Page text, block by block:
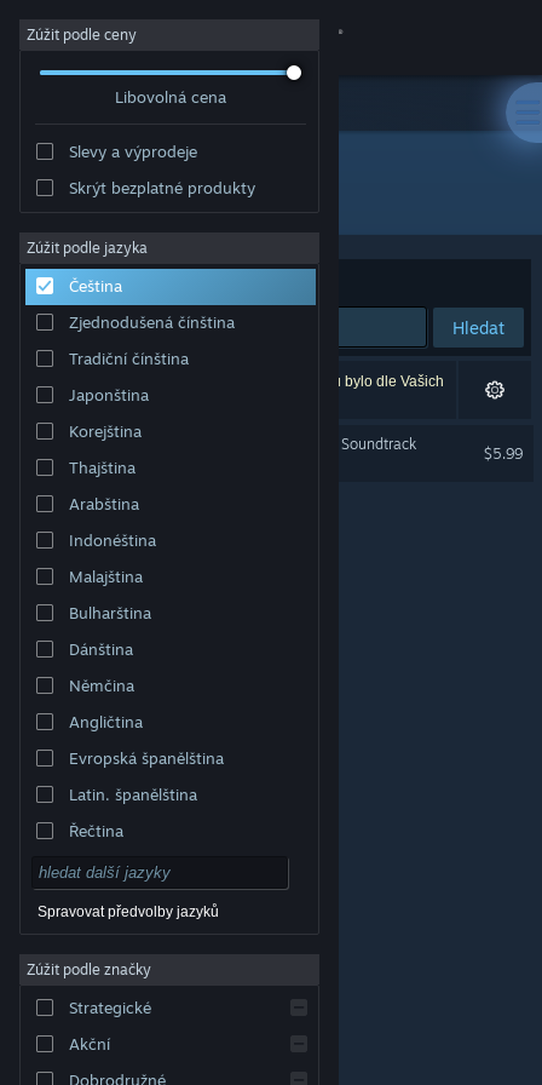
Přihlásit se
Komunita
Informace
Podpora
Změnit jazyk
Mobilní aplikace služby Steam
Desktopová verze stránky
© Valve Corporation. Všechna práva vyhrazena.
příslušných subjektů v USA a dalších zemích.
Smlouva o užívání služby Steam
Cookies
Zúžit podle ceny
Libovolná cena
Slevy a výprodeje
Skrýt bezplatné produkty
Zúžit podle jazyka
Čeština
Zjednodušená čínština
Tradiční čínština
Japonština
Korejština
Thajština
Arabština
Indonéština
Malajština
Bulharština
Dánština
Němčina
Angličtina
Evropská španělština
Latin. španělština
Řečtina
Spravovat předvolby jazyků
Zúžit podle značky
Strategické
Akční
Dobrodružné
Vývojář: Miju Games
Seřadit podle
Hledat
Vašemu zadání odpovídá 1 výsledek. 6 produktů bylo dle Vašich
předvoleb vyloučeno z výsledků vyhledávání.
The Planet Crafter Original Soundtrack
$5.99